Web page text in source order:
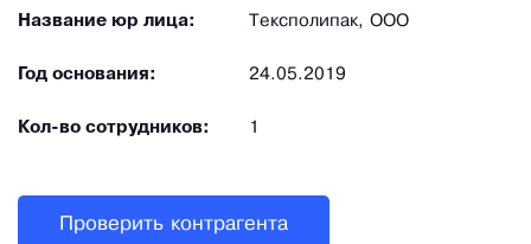
Название юр лица: Тексполипак, ООО
Год основания: 24.05.2019
Кол-во сотрудников: 1
Проверить контрагента